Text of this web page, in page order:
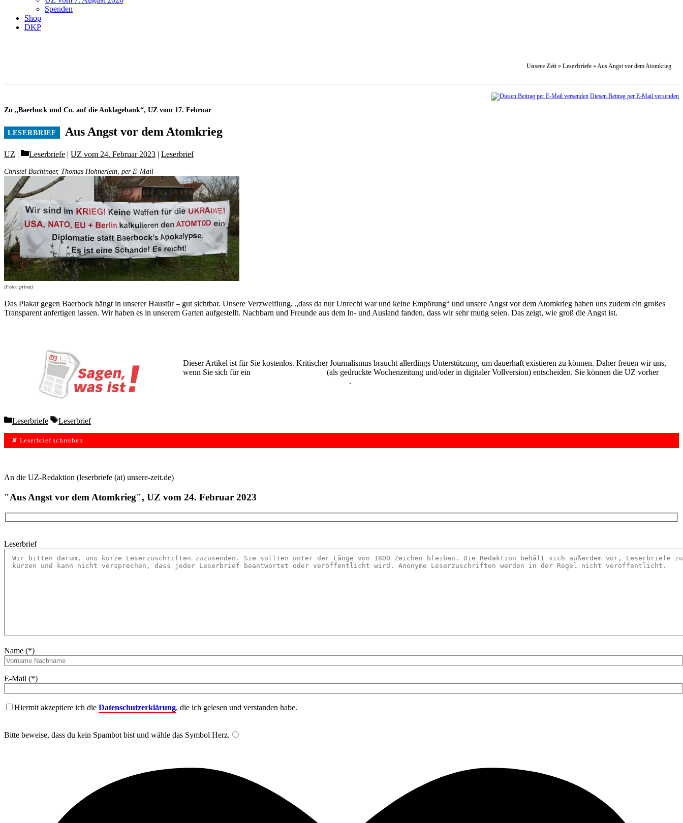
Spenden
Shop
DKP
Unsere Zeit » Leserbriefe »Aus Angst vor dem Atomkrieg
Diesen Beitrag per E-Mail versenden
Zu „Baerbock und Co. auf die Anklagebank“, UZ vom 17. Februar
Aus Angst vor dem Atomkrieg
UZ Categories
Leserbriefe | UZ vom 24. Februar 2023 | Leserbrief
Christel Buchinger, Thomas Hohnerlein, per E-Mail
(Foto: privat)
Das Plakat gegen Baerbock hängt in unserer Haustür – gut sichtbar. Unsere Verzweiflung, „dass da nur Unrecht war und keine Empörung“ und unsere Angst vor dem Atomkrieg haben uns zudem ein großes
Transparent anfertigen lassen. Wir haben es in unserem Garten aufgestellt. Nachbarn und Freunde aus dem In- und Ausland fanden, dass wir sehr mutig seien. Das zeigt, wie groß die Angst ist.
Dieser Artikel ist für Sie kostenlos. Kritischer Journalismus braucht allerdings Unterstützung, um dauerhaft existieren zu können. Daher freuen wir uns,
wenn Sie sich für ein
(als gedruckte Wochenzeitung und/oder in digitaler Vollversion) entscheiden. Sie können die UZ vorher
.
Categories
Leserbriefe Tags
Leserbrief
✘ Leserbrief schreiben
An die UZ-Redaktion (leserbriefe (at) unsere-zeit.de)
"Aus Angst vor dem Atomkrieg", UZ vom 24. Februar 2023
Leserbrief
Name (*)
E-Mail (*)
Hiermit akzeptiere ich die Datenschutzerklärung, die ich gelesen und verstanden habe.
Bitte beweise, dass du kein Spambot bist und wähle das Symbol Herz.